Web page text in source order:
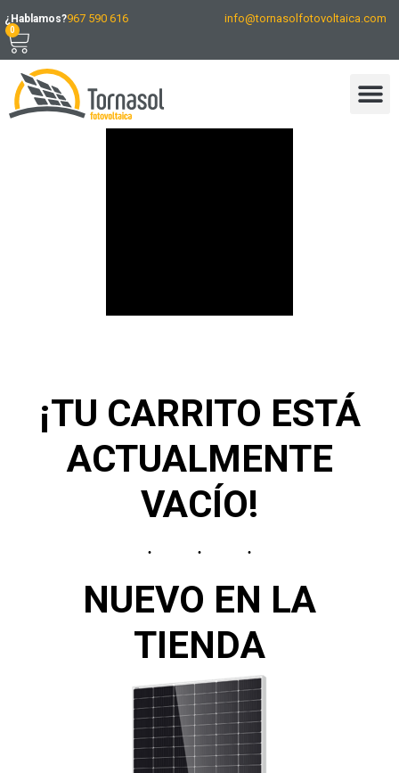
¿Hablamos?967 590 616 info@tornasolfotovoltaica.com
0
¡TU CARRITO ESTÁ
ACTUALMENTE
VACÍO!
NUEVO EN LA
TIENDA